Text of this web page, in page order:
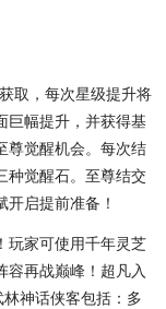
取，每次星级提升将
巨幅提升，并获得基
尊觉醒机会。每次结
种觉醒石。至尊结交
启提前准备！
玩家可使用千年灵芝
容再战巅峰！超凡入
神话侠客包括：多